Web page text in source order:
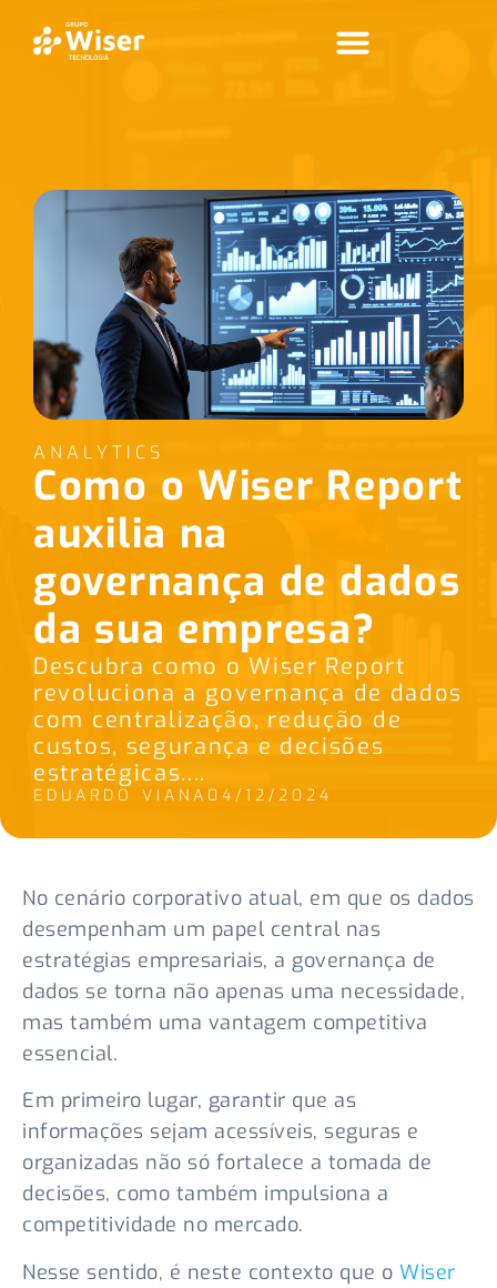
ANALYTICS
Como o Wiser Report
auxilia na
governança de dados
da sua empresa?
Descubra como o Wiser Report
revoluciona a governança de dados
com centralização, redução de
custos, segurança e decisões
estratégicas....
EDUARDO VIANA 04/12/2024
No cenário corporativo atual, em que os dados
desempenham um papel central nas
estratégias empresariais, a governança de
dados se torna não apenas uma necessidade,
mas também uma vantagem competitiva
essencial.
Em primeiro lugar, garantir que as
informações sejam acessíveis, seguras e
organizadas não só fortalece a tomada de
decisões, como também impulsiona a
competitividade no mercado.
Nesse sentido, é neste contexto que o Wiser